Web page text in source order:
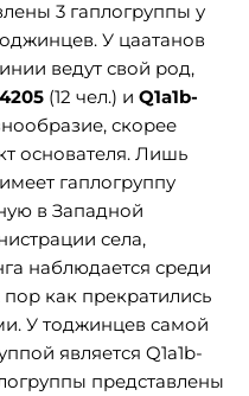
3 гаплогруппы у
У цаатанов
ведут свой род,
(12 чел.) и Q1a1b-
скорее
основателя. Лишь
гаплогруппу
в Западной
села,
наблюдается среди
пор как прекратились
У тоджинцев самой
является Q1a1b-
представлены